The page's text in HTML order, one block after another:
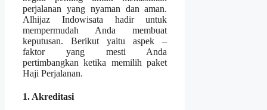
perjalanan yang nyaman dan aman.
Alhijaz Indowisata hadir untuk
mempermudah Anda membuat
keputusan. Berikut yaitu aspek –
faktor yang mesti Anda
pertimbangkan ketika memilih paket
Haji Perjalanan.
1. Akreditasi